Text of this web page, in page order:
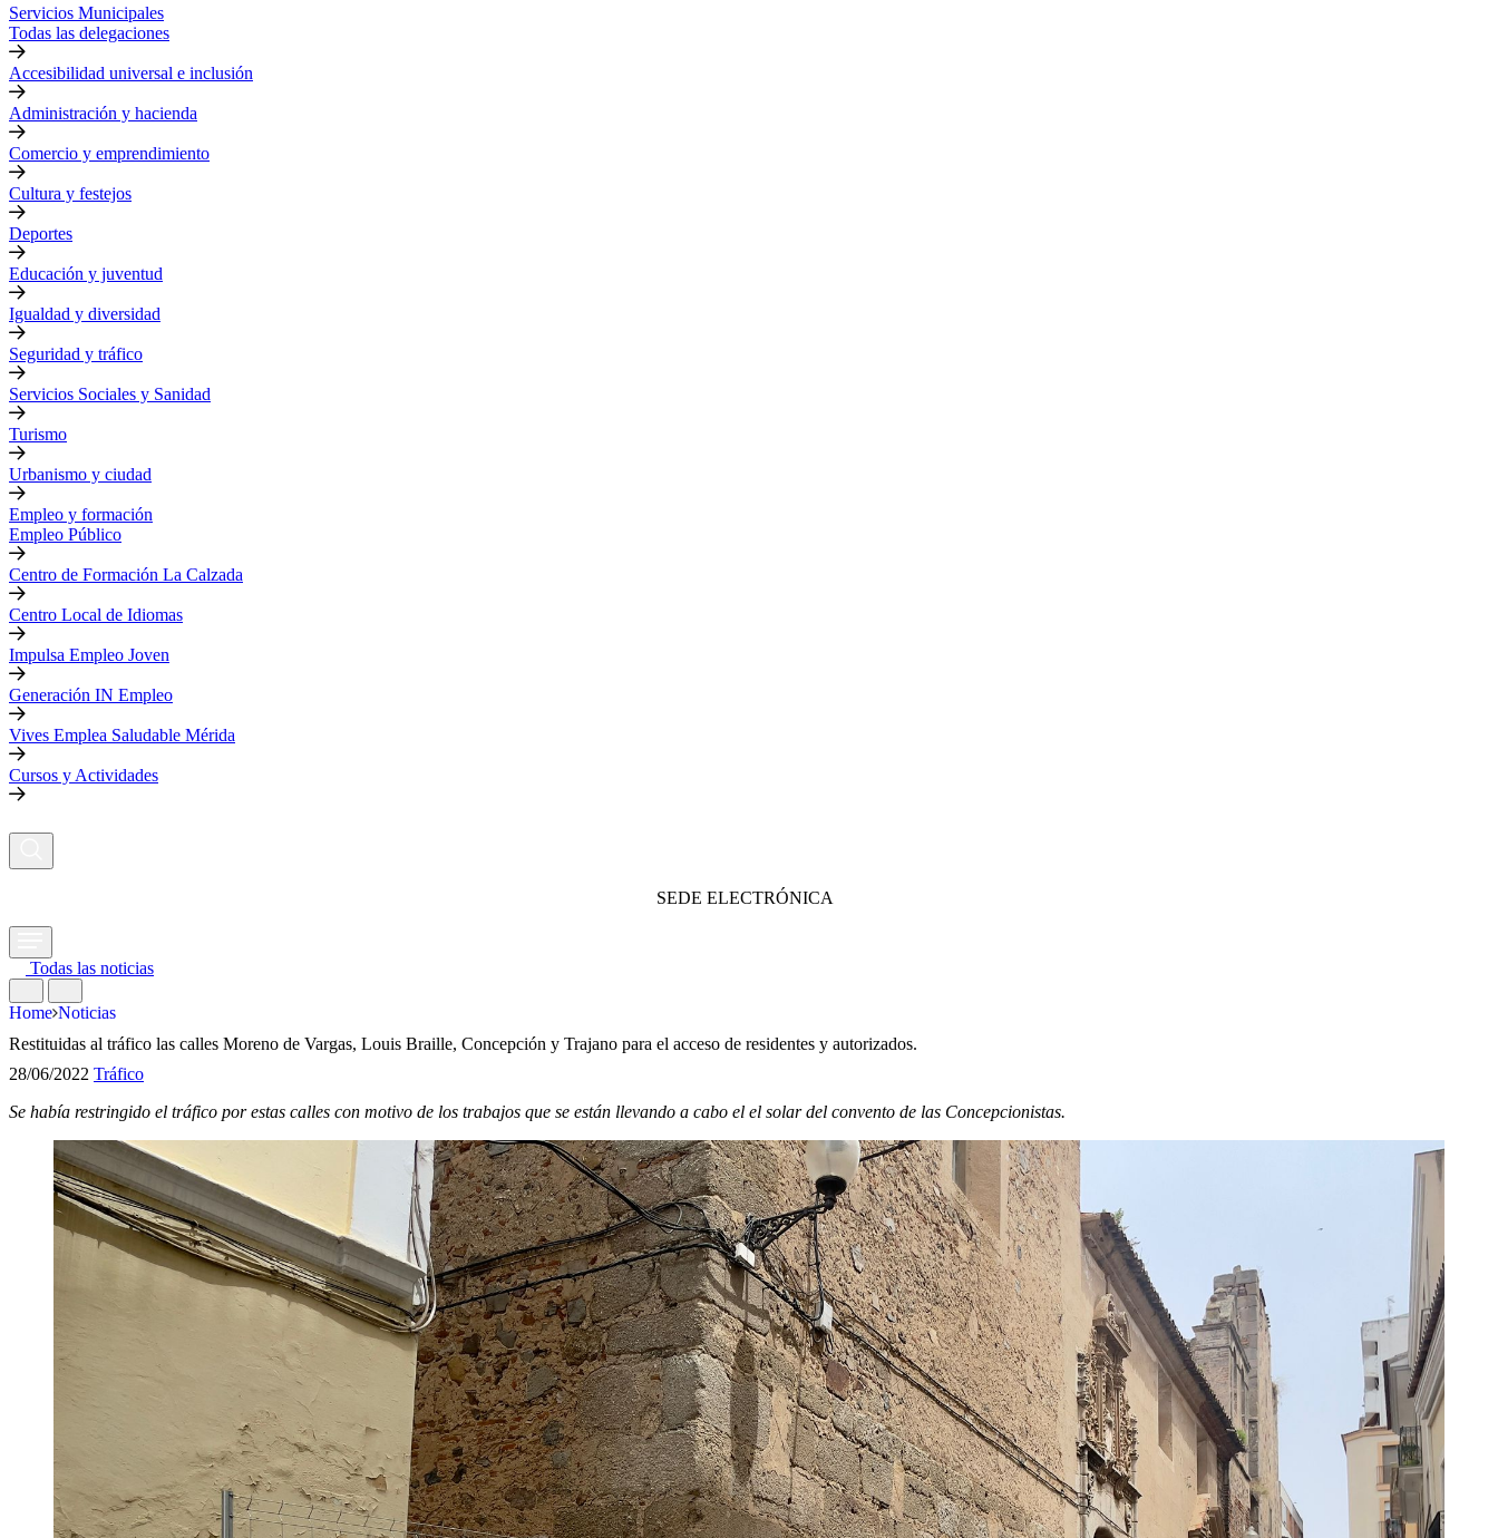
Servicios Municipales
Todas las delegaciones
Accesibilidad universal e inclusión
Administración y hacienda
Comercio y emprendimiento
Cultura y festejos
Deportes
Educación y juventud
Igualdad y diversidad
Seguridad y tráfico
Servicios Sociales y Sanidad
Turismo
Urbanismo y ciudad
Empleo y formación
Empleo Público
Centro de Formación La Calzada
Centro Local de Idiomas
Impulsa Empleo Joven
Generación IN Empleo
Vives Emplea Saludable Mérida
Cursos y Actividades
SEDE ELECTRÓNICA
Todas las noticias
Home Noticias
Restituidas al tráfico las calles Moreno de Vargas, Louis Braille, Concepción y Trajano para el acceso de residentes y autorizados.
28/06/2022 Tráfico
Se había restringido el tráfico por estas calles con motivo de los trabajos que se están llevando a cabo el el solar del convento de las Concepcionistas.